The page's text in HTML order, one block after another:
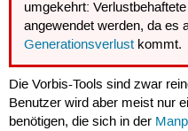
umgekehrt:
angewendet werden, da es
Generationsverlust kommt.
Die Vorbis-Tools sind zwar
Benutzer wird aber meist nur
benötigen, die sich in der